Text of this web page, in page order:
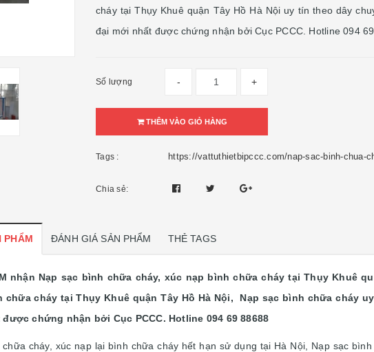
cháy tại Thụy Khuê quận Tây Hồ Hà Nội uy tín theo dây
đại mới nhất được chứng nhận bởi Cục PCCC. Hotline 094
Số lượng - +
THÊM VÀO GIỎ HÀNG
Tags : https://vattuthietbipccc.com/nap-sac-binh-chua-
Chia sẻ:
PHẨM ĐÁNH GIÁ SẢN PHẨM THẺ TAGS
nhận Nạp sạc bình chữa cháy, xúc nạp bình chữa cháy tại Thụy Khuê
chữa cháy tại Thụy Khuê quận Tây Hồ Hà Nội, Nạp sạc bình chữa cháy
chứng nhận bởi Cục PCCC. Hotline 094 69 88688
chữa cháy, xúc nạp lại bình chữa cháy hết hạn sử dụng tại Hà Nội, Nạp sạc